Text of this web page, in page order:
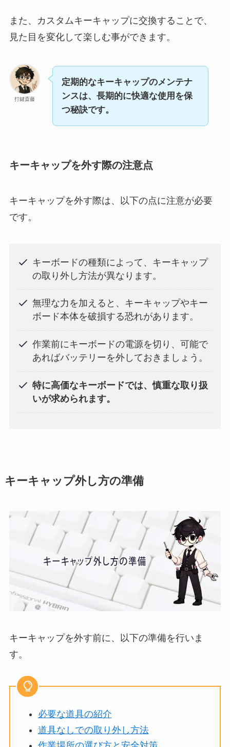
また、カスタムキーキャップに交換することで、
見た目を変化して楽しむ事ができます。
打鍵斎藤
定期的なキーキャップのメンテナ
ンスは、長期的に快適な使用を保
つ秘訣です。
キーキャップを外す際の注意点
キーキャップを外す際は、以下の点に注意が必要
です。
キーボードの種類によって、キーキャップ
の取り外し方法が異なります。
無理な力を加えると、キーキャップやキー
ボード本体を破損する恐れがあります。
作業前にキーボードの電源を切り、可能で
あればバッテリーを外しておきましょう。
特に高価なキーボードでは、慎重な取り扱
いが求められます。
キーキャップ外し方の準備
キーキャップを外す前に、以下の準備を行いま
す。
必要な道具の紹介
道具なしでの取り外し方法